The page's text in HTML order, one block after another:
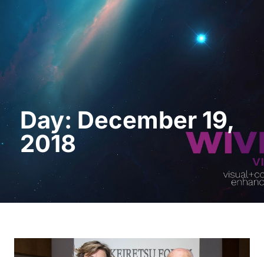
Request a Demo
Day: December 19,
2018